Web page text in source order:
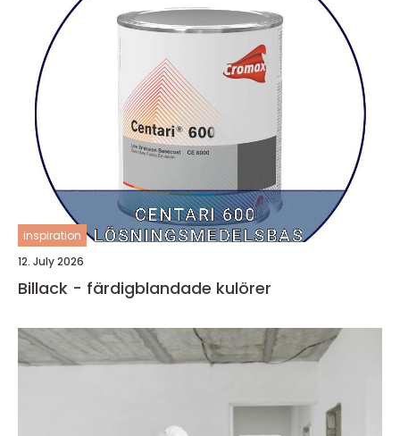
inspiration
12. July 2026
Billack - färdigblandade kulörer